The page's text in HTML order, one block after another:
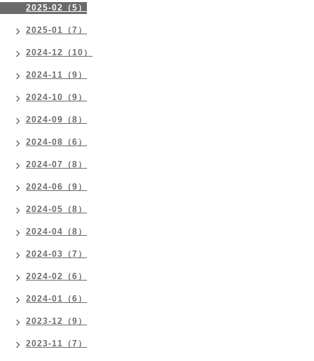
2025-02（5）
2025-01（7）
2024-12（10）
2024-11（9）
2024-10（9）
2024-09（8）
2024-08（6）
2024-07（8）
2024-06（9）
2024-05（8）
2024-04（8）
2024-03（7）
2024-02（6）
2024-01（6）
2023-12（9）
2023-11（7）